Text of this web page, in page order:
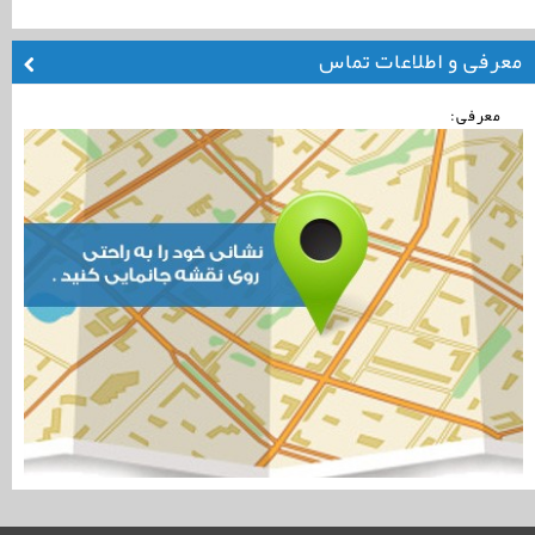
معرفی و اطلاعات تماس
معرفی: